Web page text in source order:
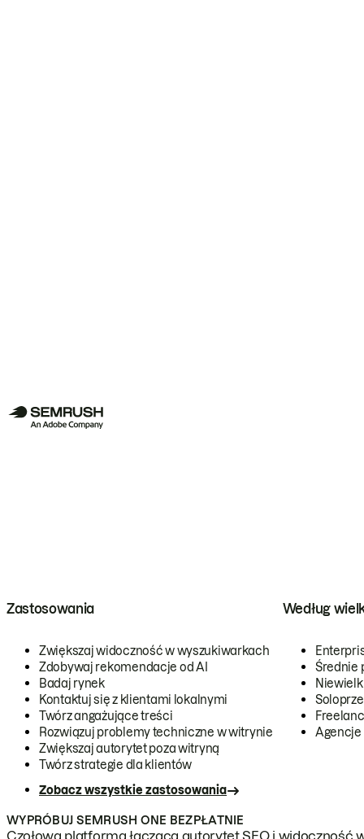
Zastosowania
Zwiększaj widoczność w wyszukiwarkach
Zdobywaj rekomendacje od AI
Badaj rynek
Kontaktuj się z klientami lokalnymi
Twórz angażujące treści
Rozwiązuj problemy techniczne w witrynie
Zwiększaj autorytet poza witryną
Twórz strategie dla klientów
Zobacz wszystkie zastosowania
Według
Średnie
Agencje
WYPRÓBUJ SEMRUSH ONE BEZPŁATNIE
Czołowa platforma łącząca autorytet SEO i widoczność